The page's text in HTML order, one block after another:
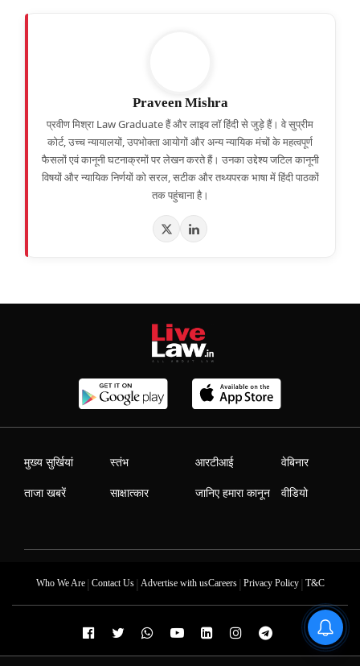
Praveen Mishra
प्रवीण मिश्रा Law Graduate हैं और लाइव लॉ हिंदी से जुड़े हैं। वे सुप्रीम
कोर्ट, उच्च न्यायालयों, उपभोक्ता आयोगों और अन्य न्यायिक मंचों के महत्वपूर्ण
फैसलों एवं कानूनी घटनाक्रमों पर लेखन करते हैं। उनका उद्देश्य जटिल कानूनी
विषयों और न्यायिक निर्णयों को सरल, सटीक और तथ्यपरक भाषा में हिंदी पाठकों
तक पहुंचाना है।
मुख्य सुर्खियां
ताजा खबरें
स्तंभ
साक्षात्कार
आरटीआई
जानिए हमारा कानून
वेबिनार
वीडियो
Who We Are| Contact Us| Advertise with usCareers| Privacy Policy| T&C